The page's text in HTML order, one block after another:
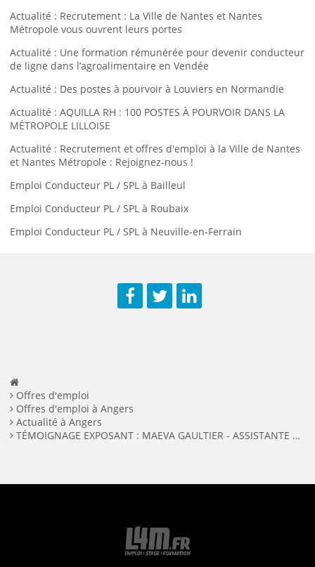
Actualité : Recrutement : La Ville de Nantes et Nantes
Métropole vous ouvrent leurs portes
Actualité : Une formation rémunérée pour devenir conducteur
de ligne dans l’agroalimentaire en Vendée
Actualité : Des postes à pourvoir à Louviers en Normandie
Actualité : AQUILLA RH : 100 POSTES À POURVOIR DANS LA
MÉTROPOLE LILLOISE
Actualité : Recrutement et offres d'emploi à la Ville de Nantes
et Nantes Métropole : Rejoignez-nous !
Emploi Conducteur PL / SPL à Bailleul
Emploi Conducteur PL / SPL à Roubaix
Emploi Conducteur PL / SPL à Neuville-en-Ferrain
Offres d'emploi
Offres d'emploi à Angers
Actualité à Angers
TÉMOIGNAGE EXPOSANT : MAEVA GAULTIER - ASSISTANTE DE DIRECTION LAN WEST